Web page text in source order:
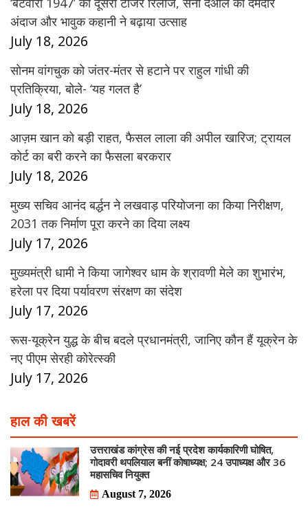
अंदाज और भावुक कहानी ने बढ़ाया उत्साह
July 18, 2026
सोनम वांगचुक को जंतर-मंतर से हटाने पर राहुल गांधी की
प्रतिक्रिया, बोले- ‘यह गलत है’
July 18, 2026
आज़म खान को बड़ी राहत, फैसल लाला की अपील खारिज; ट्रायल
कोर्ट का बरी करने का फैसला बरकरार
July 18, 2026
मुख्य सचिव आनंद बर्द्धन ने लखवाड़ परियोजना का किया निरीक्षण,
2031 तक निर्माण पूरा करने का दिया लक्ष्य
July 17, 2026
मुख्यमंत्री धामी ने किया जागेश्वर धाम के श्रावणी मेले का शुभारंभ,
हरेला पर दिया पर्यावरण संरक्षण का संदेश
July 17, 2026
रूस-यूक्रेन युद्ध के बीच बदले प्रधानमंत्री, जानिए कौन हैं यूक्रेन के
नए पीएम सेरही कोरेत्स्की
July 17, 2026
हाल की खबरें
उत्तराखंड कांग्रेस की नई प्रदेश कार्यकारिणी घोषित,
गोदावरी थपलियाल बनीं कोषाध्यक्ष; 24 उपाध्यक्ष और 36
महासचिव नियुक्त
August 7, 2026